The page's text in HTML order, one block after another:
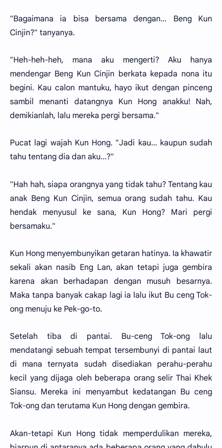
"Bagaimana ia bisa bersama dengan... Beng Kun
Cinjin?" tanyanya.
"Heh-heh-heh, mana aku mengerti? Aku hanya
mendengar Beng Kun Cinjin berkata kepada nona itu
begini. Kau calon mantuku, hayo ikut dengan pinceng
sambil menanti datangnya Kun Hong anakku! Nah,
demikianlah, lalu mereka pergi bersama."
Pucat lagi wajah Kun Hong. "Jadi kau... kaupun sudah
tahu tentang dia dan aku...?"
"Hah hah, siapa orangnya yang tidak tahu? Tentang kau
anak Beng Kun Cinjin, semua orang sudah tahu. Kau
hendak menyusul ke sana, Kun Hong? Mari pergi
bersamaku."
Kun Hong menyembunyikan getaran hatinya. Ia khawatir
sekali akan nasib Eng Lan, akan tetapi juga gembira
karena akan berhadapan dengan musuh besarnya.
Maka tanpa banyak cakap lagi ia lalu ikut Bu ceng Tok-
ong menuju ke Pek-go-to.
Setelah tiba di pantai. Bu-ceng Tok-ong lalu
mendatangi sebuah tempat tersembunyi di pantai laut
di mana ternyata sudah disediakan perahu-perahu
kecil yang dijaga oleh beberapa orang selir Thai Khek
Siansu. Mereka ini menyambut kedatangan Bu ceng
Tok-ong dan terutama Kun Hong dengan gembira.
Akan-tetapi Kun Hong tidak memperdulikan mereka,